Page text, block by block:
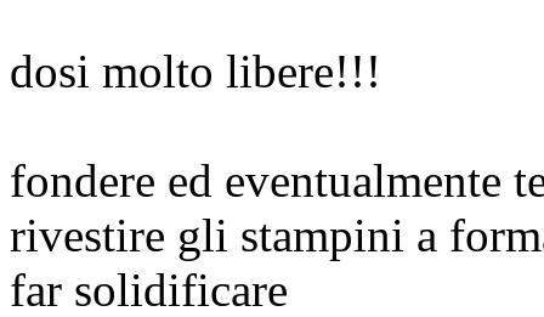
dosi molto libere!!!
fondere ed eventualmente
rivestire gli stampini a
far solidificare